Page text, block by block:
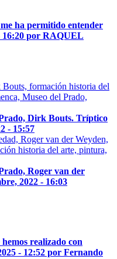
ha permitido entender
16:20 por RAQUEL
Dirk Bouts. Tríptico
- 15:57
Roger van der
2022 - 16:03
realizado con
- 12:52 por Fernando